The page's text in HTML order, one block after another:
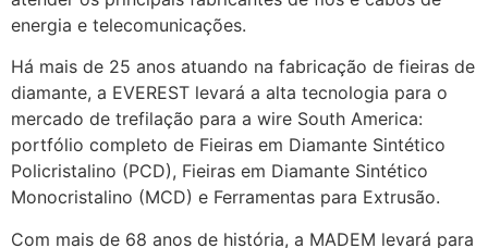
energia e telecomunicações.
Há mais de 25 anos atuando na fabricação de fieiras de
diamante, a EVEREST levará a alta tecnologia para o
mercado de trefilação para a wire South America:
portfólio completo de Fieiras em Diamante Sintético
Policristalino (PCD), Fieiras em Diamante Sintético
Monocristalino (MCD) e Ferramentas para Extrusão.
Com mais de 68 anos de história, a MADEM levará para